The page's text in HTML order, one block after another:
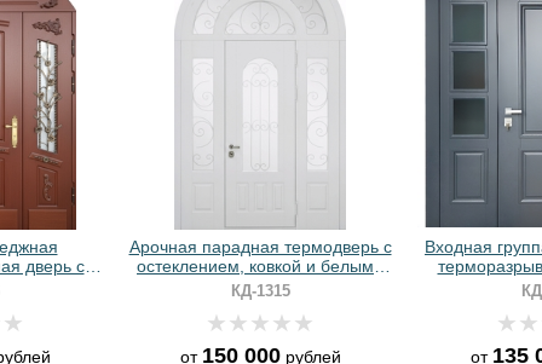
дверь с
ковкой,
МДФ
Арочная парадная термодверь с
остеклением, ковкой и белыми
панелями МДФ
КД-1315
от 150 000рублей
Входная
от 135